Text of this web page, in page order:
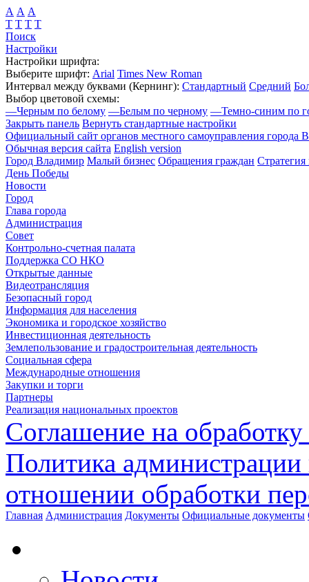
А А А
Т Т Т Т
Поиск
Настройки
Настройки шрифта:
Выберите шрифт: Arial Times New Roman
Интервал между буквами (Кернинг): Стандартный Средний
Выбор цветовой схемы:
—Черным по белому —Белым по черному —Темно-синим по
Закрыть панель Вернуть стандартные настройки
Официальный сайт органов местного самоуправления города
Обычная версия сайта English version
Город Владимир Малый бизнес Обращения граждан Стратегия
День Победы
Новости
Город
Глава города
Администрация
Совет
Контрольно-счетная палата
Поддержка СО НКО
Открытые данные
Видеотрансляция
Безопасный город
Информация для населения
Экономика и городское хозяйство
Инвестиционная деятельность
Землепользование и градостроительная деятельность
Социальная сфера
Международные отношения
Закупки и торги
Партнеры
Реализация национальных проектов
Соглашение на
Политика
отношении обработки
Главная Администрация Документы Официальные документы